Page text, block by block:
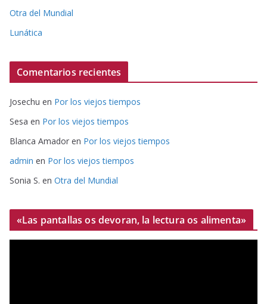
Otra del Mundial
Lunática
Comentarios recientes
Josechu en Por los viejos tiempos
Sesa en Por los viejos tiempos
Blanca Amador en Por los viejos tiempos
admin en Por los viejos tiempos
Sonia S. en Otra del Mundial
«Las pantallas os devoran, la lectura os alimenta»